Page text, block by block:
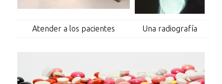
Atender a los pacientes Una radiografía